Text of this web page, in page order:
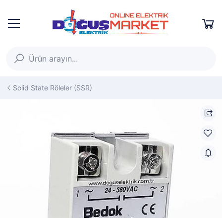
Solid State Röleler (SSR)